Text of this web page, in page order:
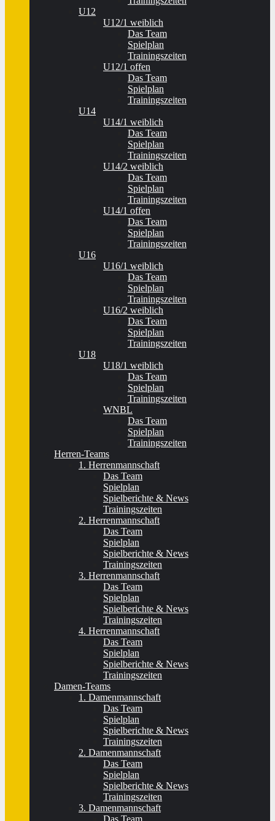
U12
U12/1 weiblich
Das Team
Spielplan
Trainingszeiten
U12/1 offen
Das Team
Spielplan
Trainingszeiten
U14
U14/1 weiblich
Das Team
Spielplan
Trainingszeiten
U14/2 weiblich
Das Team
Spielplan
Trainingszeiten
U14/1 offen
Das Team
Spielplan
Trainingszeiten
U16
U16/1 weiblich
Das Team
Spielplan
Trainingszeiten
U16/2 weiblich
Das Team
Spielplan
Trainingszeiten
U18
U18/1 weiblich
Das Team
Spielplan
Trainingszeiten
WNBL
Das Team
Spielplan
Trainingszeiten
Herren-Teams
1. Herrenmannschaft
Das Team
Spielplan
Spielberichte & News
Trainingszeiten
2. Herrenmannschaft
Das Team
Spielplan
Spielberichte & News
Trainingszeiten
3. Herrenmannschaft
Das Team
Spielplan
Spielberichte & News
Trainingszeiten
4. Herrenmannschaft
Das Team
Spielplan
Spielberichte & News
Trainingszeiten
Damen-Teams
1. Damenmannschaft
Das Team
Spielplan
Spielberichte & News
Trainingszeiten
2. Damenmannschaft
Das Team
Spielplan
Spielberichte & News
Trainingszeiten
3. Damenmannschaft
Das Team